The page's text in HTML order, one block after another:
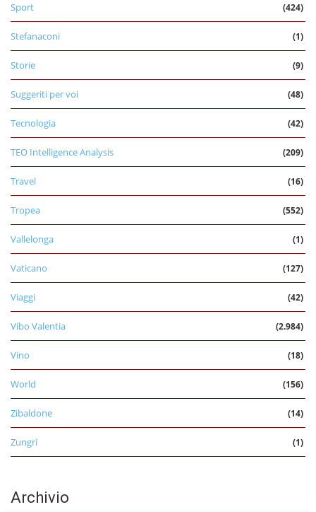
Sport (424)
Stefanaconi (1)
Storie (9)
Suggeriti per voi (48)
Tecnologia (42)
TEO Intelligence Analysis (209)
Travel (16)
Tropea (552)
Vallelonga (1)
Vaticano (127)
Viaggi (42)
Vibo Valentia (2.984)
Vino (18)
World (156)
Zibaldone (14)
Zungri (1)
Archivio